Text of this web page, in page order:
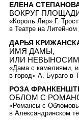
ЕЛЕНА
ВОКРУГ
«Король Лир» Г.
в Театре на Литейном
ДАРЬЯ
ИМЯ ДАМЫ,
ИЛИ
«Дама с камелиями,
в город» А. Бураго в
РОЗА
ОБЛОМ С
«Романсы с
в Александринском